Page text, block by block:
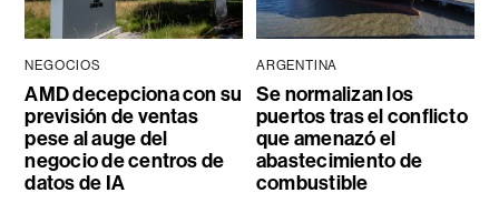
NEGOCIOS
AMD decepciona con su
previsión de ventas
pese al auge del
negocio de centros de
datos de IA
ARGENTINA
Se normalizan los
puertos tras el conflicto
que amenazó el
abastecimiento de
combustible